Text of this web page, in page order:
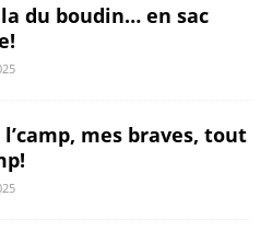
du boudin… en sac
mes braves, tout